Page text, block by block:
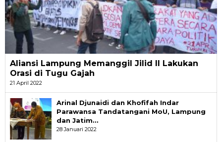
Aliansi Lampung Memanggil Jilid II Lakukan
Orasi di Tugu Gajah
21 April 2022
Arinal Djunaidi dan Khofifah Indar
Parawansa Tandatangani MoU, Lampung
dan Jatim…
28 Januari 2022